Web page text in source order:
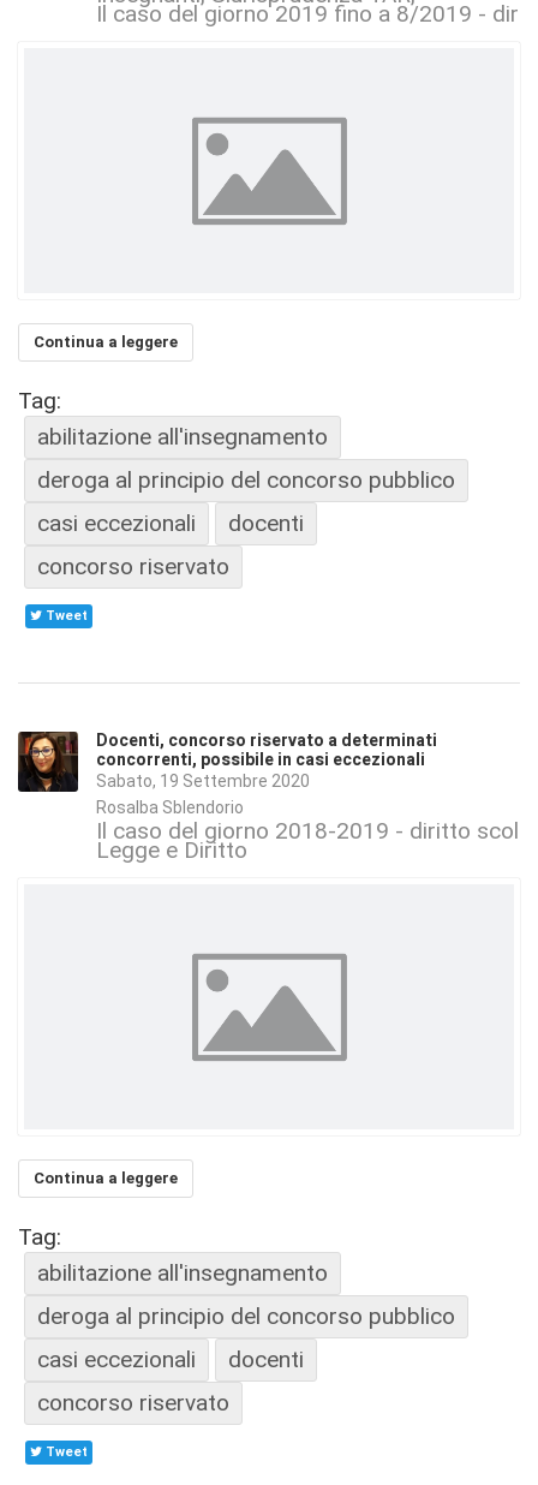
Il caso del giorno 2019 fino a 8/2019 -
Continua a leggere
Tag:
abilitazione all'insegnamento
deroga al principio del concorso pubblico
casi eccezionali
docenti
concorso riservato
Tweet
Docenti, concorso riservato a determinati
concorrenti, possibile in casi eccezionali
Sabato, 19 Settembre 2020
Rosalba Sblendorio
Il caso del giorno 2018-2019 - diritto
Legge e Diritto
Continua a leggere
Tag:
abilitazione all'insegnamento
deroga al principio del concorso pubblico
casi eccezionali
docenti
concorso riservato
Tweet